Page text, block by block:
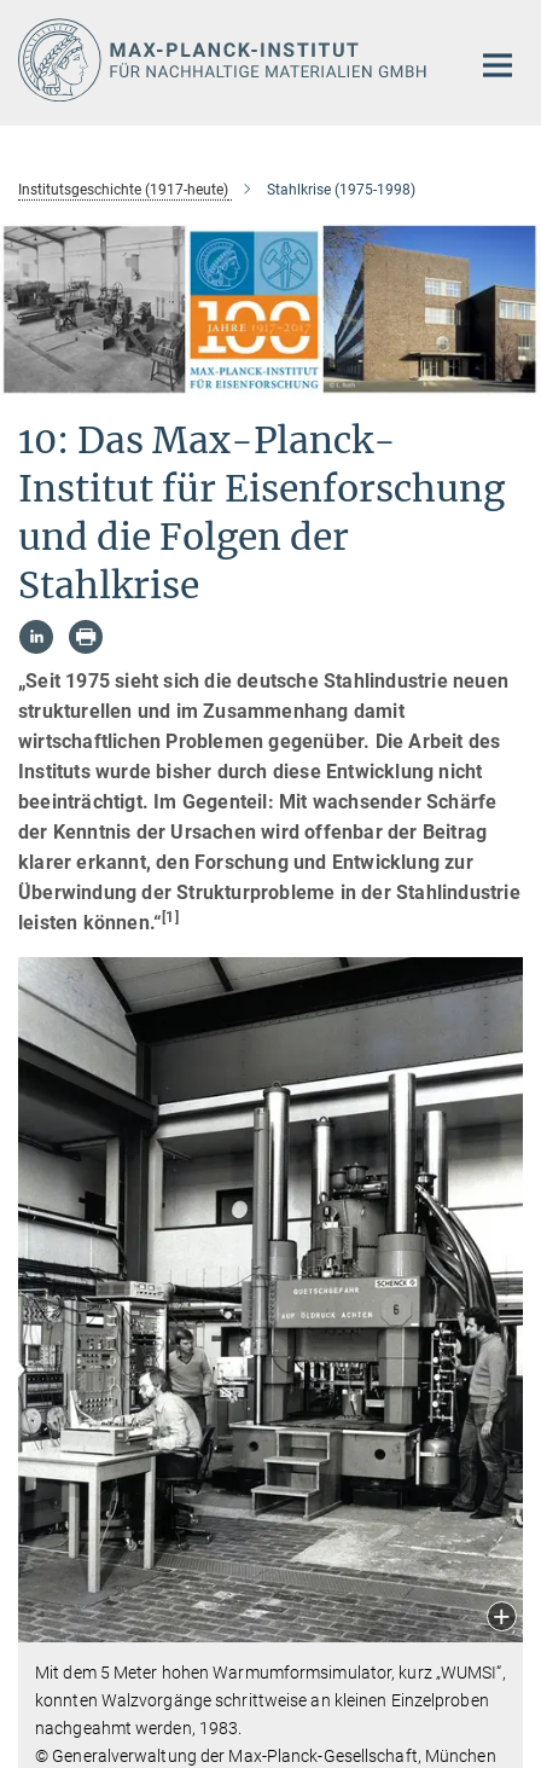
Hauptinhalt
Institutsgeschichte (1917-heute) Stahlkrise (1975-1998)
10: Das Max-Planck-
Institut für Eisenforschung
und die Folgen der
Stahlkrise
„Seit 1975 sieht sich die deutsche Stahlindustrie neuen
strukturellen und im Zusammenhang damit
wirtschaftlichen Problemen gegenüber. Die Arbeit des
Instituts wurde bisher durch diese Entwicklung nicht
beeinträchtigt. Im Gegenteil: Mit wachsender Schärfe
der Kenntnis der Ursachen wird offenbar der Beitrag
klarer erkannt, den Forschung und Entwicklung zur
Überwindung der Strukturprobleme in der Stahlindustrie
leisten können.“[1]
Mit dem 5 Meter hohen Warmumformsimulator, kurz „WUMSI“,
konnten Walzvorgänge schrittweise an kleinen Einzelproben
nachgeahmt werden, 1983.
© Generalverwaltung der Max-Planck-Gesellschaft, München